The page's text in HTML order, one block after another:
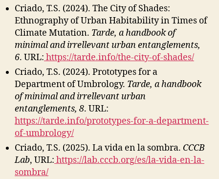
Criado, T.S. (2024). The City of Shades:
Ethnography of Urban Habitability in Times of
Climate Mutation. Tarde, a handbook of
minimal and irrellevant urban entanglements,
6. URL: https://tarde.info/the-city-of-shades/
Criado, T.S. (2024). Prototypes for a
Department of Umbrology. Tarde, a handbook
of minimal and irrellevant urban
entanglements, 8. URL:
https://tarde.info/prototypes-for-a-department-
of-umbrology/
Criado, T.S. (2025). La vida en la sombra. CCCB
Lab, URL: https://lab.cccb.org/es/la-vida-en-la-
sombra/